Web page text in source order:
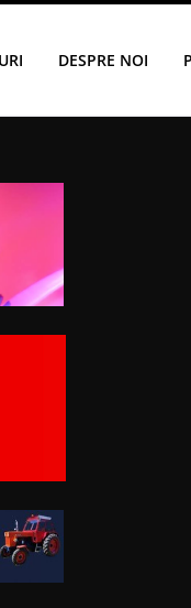
DESPRE NOI